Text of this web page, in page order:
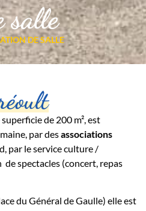
salle
DE SALLE
superficie de 200 m², est
par desassociations
par le service culture /
spectacles (concert, repas
du Général de Gaulle) elle est